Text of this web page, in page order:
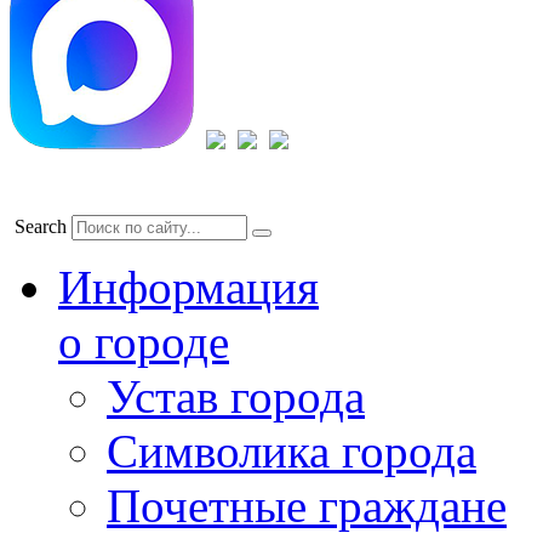
Search
Информация
о городе
Устав города
Символика города
Почетные граждане